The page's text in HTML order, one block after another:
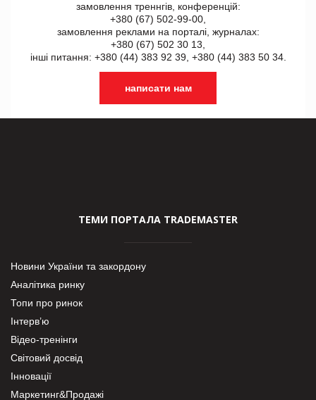
замовлення треннгів, конференцій:
+380 (67) 502-99-00,
замовлення реклами на порталі, журналах:
+380 (67) 502 30 13,
інші питання: +380 (44) 383 92 39, +380 (44) 383 50 34.
написати нам
ТЕМИ ПОРТАЛА TRADEMASTER
Новини України та закордону
Аналітика ринку
Топи про ринок
Інтерв’ю
Відео-тренінги
Світовий досвід
Інновації
Маркетинг&Продажі